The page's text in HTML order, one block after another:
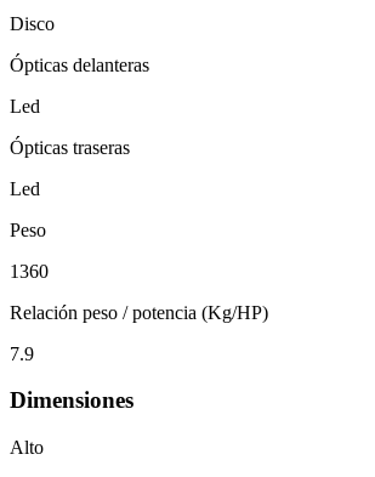
Disco
Ópticas delanteras
Led
Ópticas traseras
Led
Peso
1360
Relación peso / potencia (Kg/HP)
7.9
Dimensiones
Alto